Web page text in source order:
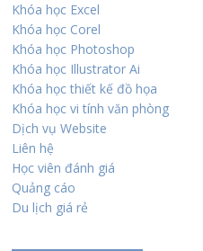
Khóa học Excel
Khóa học Corel
Khóa học Photoshop
Khóa học Illustrator Ai
Khóa học thiết kế đồ họa
Khóa học vi tính văn phòng
Dịch vụ Website
Liên hệ
Học viên đánh giá
Quảng cáo
Du lịch giá rẻ